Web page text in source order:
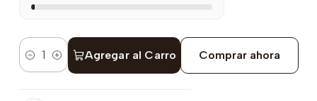
Cantidad Agregar al Carro Comprar ahora